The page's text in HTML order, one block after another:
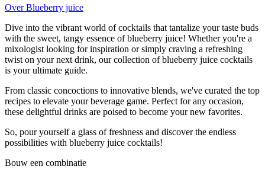
Over Blueberry juice
Dive into the vibrant world of cocktails that tantalize your taste buds
with the sweet, tangy essence of blueberry juice! Whether you're a
mixologist looking for inspiration or simply craving a refreshing
twist on your next drink, our collection of blueberry juice cocktails
is your ultimate guide.
From classic concoctions to innovative blends, we've curated the top
recipes to elevate your beverage game. Perfect for any occasion,
these delightful drinks are poised to become your new favorites.
So, pour yourself a glass of freshness and discover the endless
possibilities with blueberry juice cocktails!
Bouw een combinatie